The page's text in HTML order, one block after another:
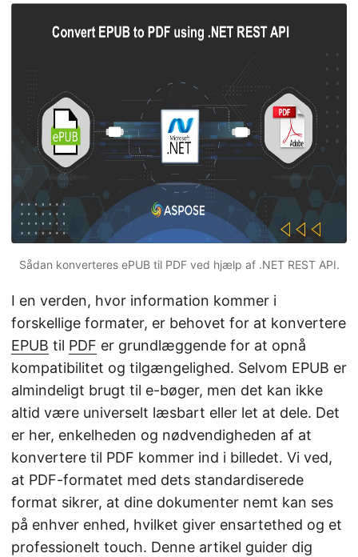
n
Sådan konverteres ePUB til PDF ved hjælp af .NET REST API.
I en verden, hvor information kommer i
forskellige formater, er behovet for at konvertere
EPUB til PDF er grundlæggende for at opnå
kompatibilitet og tilgængelighed. Selvom EPUB er
almindeligt brugt til e-bøger, men det kan ikke
altid være universelt læsbart eller let at dele. Det
er her, enkelheden og nødvendigheden af at
konvertere til PDF kommer ind i billedet. Vi ved,
at PDF-formatet med dets standardiserede
format sikrer, at dine dokumenter nemt kan ses
på enhver enhed, hvilket giver ensartethed og et
professionelt touch. Denne artikel guider dig